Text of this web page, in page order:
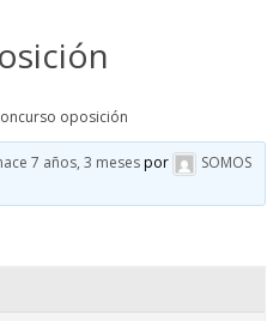
DE CORREO
oposición
7 años, 3 mesespor
SOMOS